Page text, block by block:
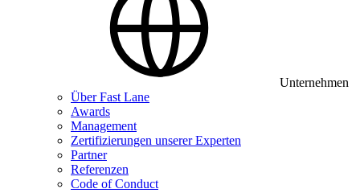
Unternehmen
Über Fast Lane
Awards
Management
Zertifizierungen unserer Experten
Partner
Referenzen
Code of Conduct